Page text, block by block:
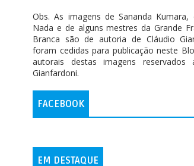
Obs. As imagens de Sananda Kumara,
Nada e de alguns mestres da Grande
Branca são de autoria de Cláudio
foram cedidas para publicação neste
autorais destas imagens reservados
Gianfardoni.
FACEBOOK
EM DESTAQUE